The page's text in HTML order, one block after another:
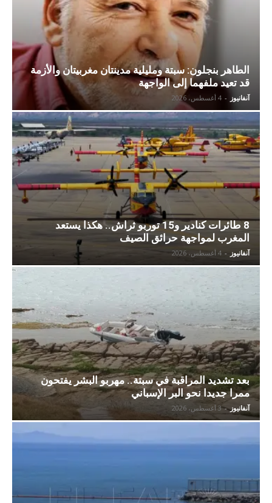
الطاهر بنجلون: سبتة ومليلية مدينتان مغربيتان والأزمة
قد تعيد ملفهما إلى الواجهة
آنفانيوز - 4 أغسطس، 2026
8 طائرات كنادير و15 توربو ثراش.. هكذا يستعد
المغرب لمواجهة حرائق الصيف
آنفانيوز - 4 أغسطس، 2026
بعد تشديد المراقبة في سبتة.. مهربو البشر يفتحون
ممرا جديدا نحو البر الإسباني
آنفانيوز - 3 أغسطس، 2026